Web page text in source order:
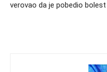
verovao da je pobedio bolest